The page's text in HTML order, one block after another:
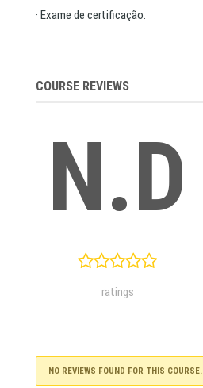
· Exame de certificação.
COURSE REVIEWS
N.D
ratings
NO REVIEWS FOUND FOR THIS COURSE.